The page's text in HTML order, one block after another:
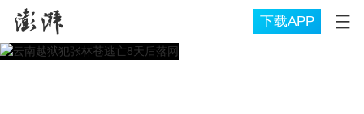
下载APP